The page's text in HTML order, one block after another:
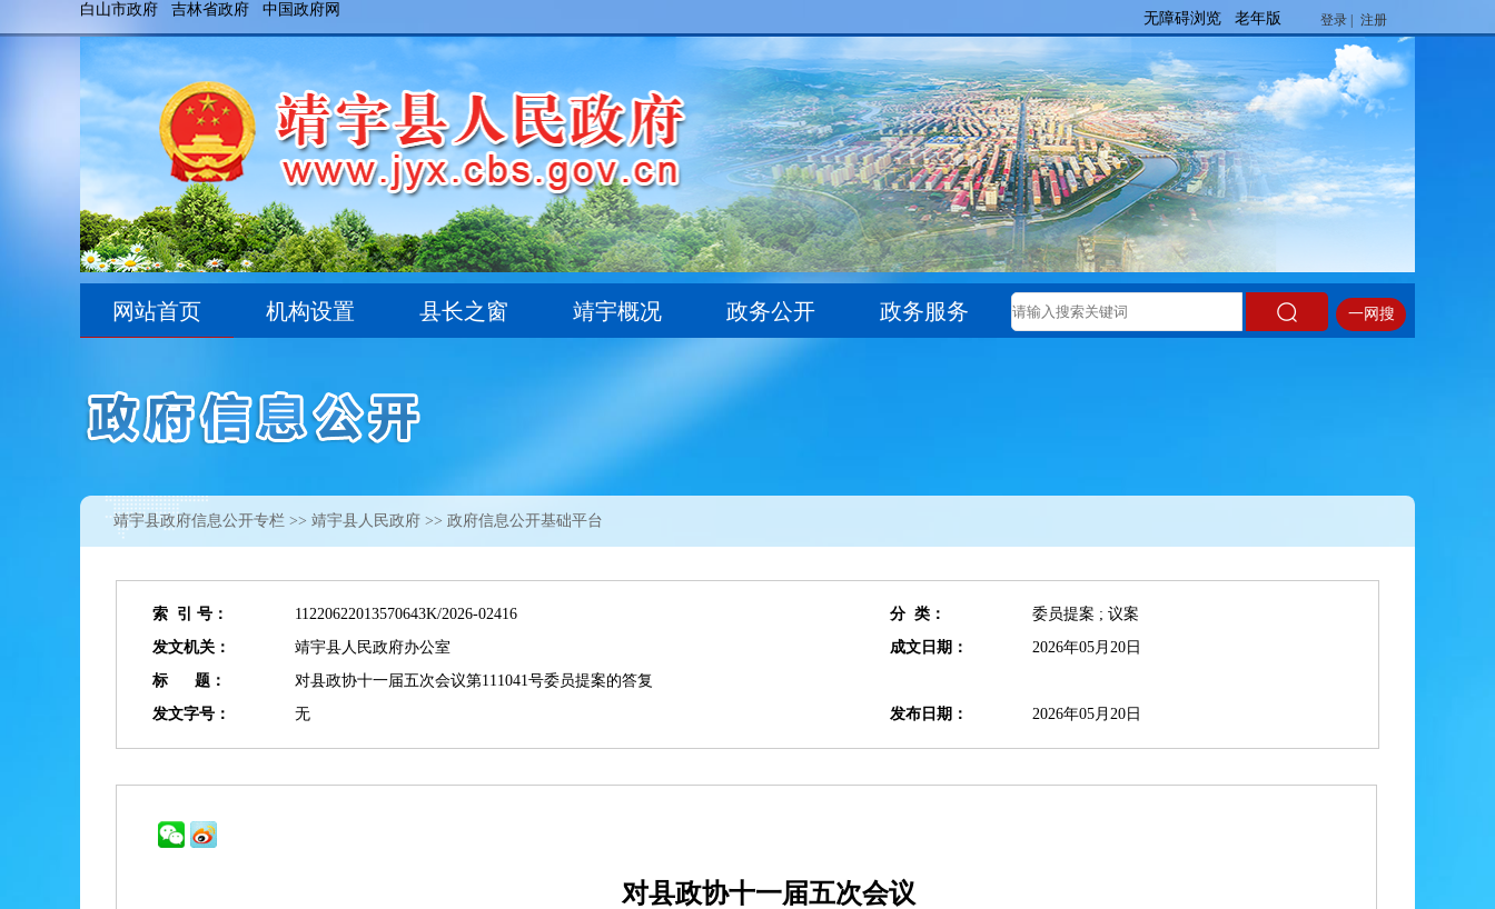
登录 | 注册
靖宇县政府信息公开专栏 >> 靖宇县人民政府 >> 政府信息公开基础平台
索 引 号： 11220622013570643K/2026-02416 分 类：
委员提案 ; 议案
发文机关：
靖宇县人民政府办公室 成文日期：
2026年05月20日
标 题：
对县政协十一届五次会议第111041号委员提案的答复
发文字号：
无 发布日期： 2026年05月20日
对县政协十一届五次会议